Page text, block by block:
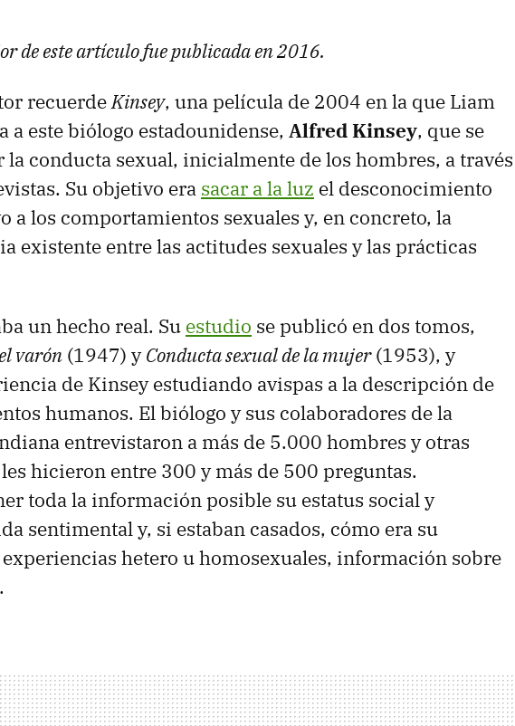
de este artículo fue publicada en 2016.
recuerdeKinsey, una película de 2004 en la que Liam
a este biólogo estadounidense, Alfred Kinsey, que se
conducta sexual, inicialmente de los hombres, a través
Su objetivo era sacar a la luz el desconocimiento
a los comportamientos sexuales y, en concreto, la
existente entre las actitudes sexuales y las prácticas
un hecho real. Su estudio se publicó en dos tomos,
varón (1947) yConducta sexual de la mujer(1953), y
de Kinsey estudiando avispas a la descripción de
humanos. El biólogo y sus colaboradores de la
entrevistaron a más de 5.000 hombres y otras
hicieron entre 300 y más de 500 preguntas.
toda la información posible su estatus social y
sentimental y, si estaban casados, cómo era su
hetero u homosexuales, información sobre